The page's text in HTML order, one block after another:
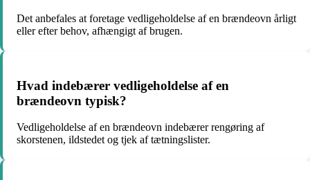
Det anbefales at foretage vedligeholdelse af en brændeovn årligt
eller efter behov, afhængigt af brugen.
Hvad indebærer vedligeholdelse af en
brændeovn typisk?
Vedligeholdelse af en brændeovn indebærer rengøring af
skorstenen, ildstedet og tjek af tætningslister.